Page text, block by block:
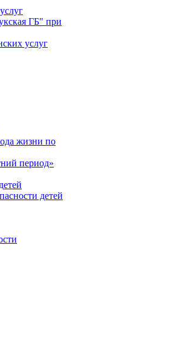
ГБ" при
услуг
жизни по
период»
детей